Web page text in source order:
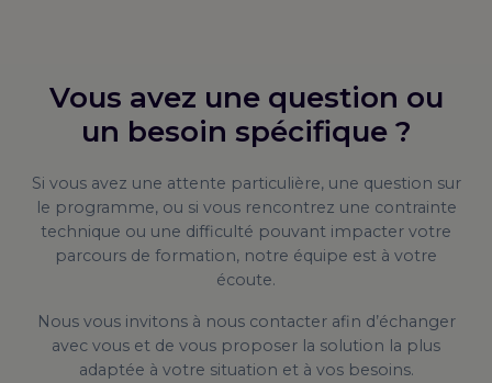
Vous avez une question ou
un besoin spécifique ?
Si vous avez une attente particulière, une question sur
le programme, ou si vous rencontrez une contrainte
technique ou une difficulté pouvant impacter votre
parcours de formation, notre équipe est à votre
écoute.
Nous vous invitons à nous contacter afin d’échanger
avec vous et de vous proposer la solution la plus
adaptée à votre situation et à vos besoins.